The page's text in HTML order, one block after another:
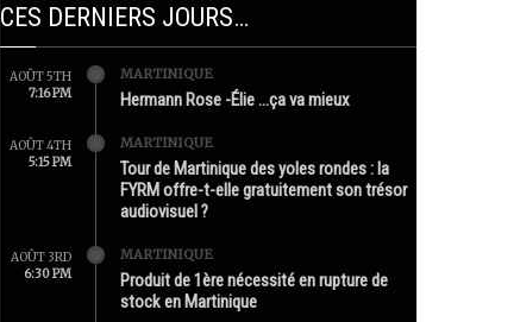
CES DERNIERS JOURS…
AOÛT 5TH
7:16 PM
MARTINIQUE
Hermann Rose -Élie …ça va mieux
AOÛT 4TH
5:15 PM
MARTINIQUE
Tour de Martinique des yoles rondes : la
FYRM offre-t-elle gratuitement son trésor
audiovisuel ?
AOÛT 3RD
6:30 PM
MARTINIQUE
Produit de 1ère nécessité en rupture de
stock en Martinique